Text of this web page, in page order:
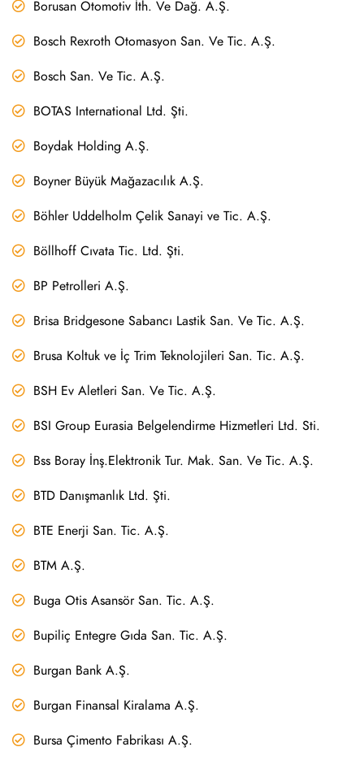
Borusan Otomotiv İth. Ve Dağ. A.Ş.
Bosch Rexroth Otomasyon San. Ve Tic. A.Ş.
Bosch San. Ve Tic. A.Ş.
BOTAS International Ltd. Şti.
Boydak Holding A.Ş.
Boyner Büyük Mağazacılık A.Ş.
Böhler Uddelholm Çelik Sanayi ve Tic. A.Ş.
Böllhoff Cıvata Tic. Ltd. Şti.
BP Petrolleri A.Ş.
Brisa Bridgesone Sabancı Lastik San. Ve Tic. A.Ş.
Brusa Koltuk ve İç Trim Teknolojileri San. Tic. A.Ş.
BSH Ev Aletleri San. Ve Tic. A.Ş.
BSI Group Eurasia Belgelendirme Hizmetleri Ltd. Sti.
Bss Boray İnş.Elektronik Tur. Mak. San. Ve Tic. A.Ş.
BTD Danışmanlık Ltd. Şti.
BTE Enerji San. Tic. A.Ş.
BTM A.Ş.
Buga Otis Asansör San. Tic. A.Ş.
Bupiliç Entegre Gıda San. Tic. A.Ş.
Burgan Bank A.Ş.
Burgan Finansal Kiralama A.Ş.
Bursa Çimento Fabrikası A.Ş.